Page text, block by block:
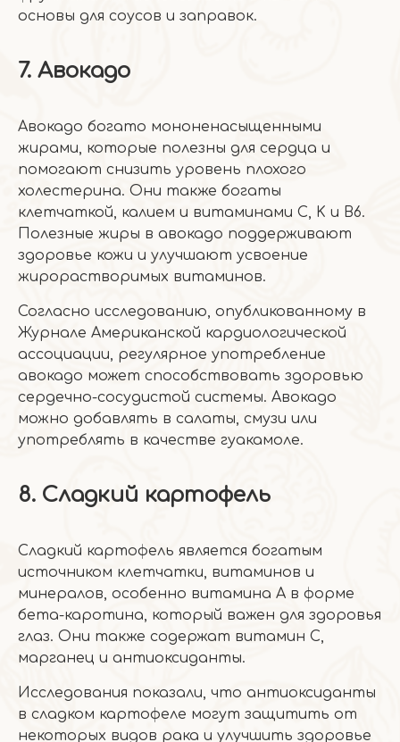
основы для соусов и заправок.
7. Авокадо
Авокадо богато мононенасыщенными
жирами, которые полезны для сердца и
помогают снизить уровень плохого
холестерина. Они также богаты
клетчаткой, калием и витаминами C, K и B6.
Полезные жиры в авокадо поддерживают
здоровье кожи и улучшают усвоение
жирорастворимых витаминов.
Согласно исследованию, опубликованному в
Журнале Американской кардиологической
ассоциации, регулярное употребление
авокадо может способствовать здоровью
сердечно-сосудистой системы. Авокадо
можно добавлять в салаты, смузи или
употреблять в качестве гуакамоле.
8. Сладкий картофель
Сладкий картофель является богатым
источником клетчатки, витаминов и
минералов, особенно витамина А в форме
бета-каротина, который важен для здоровья
глаз. Они также содержат витамин С,
марганец и антиоксиданты.
Исследования показали, что антиоксиданты
в сладком картофеле могут защитить от
некоторых видов рака и улучшить здоровье